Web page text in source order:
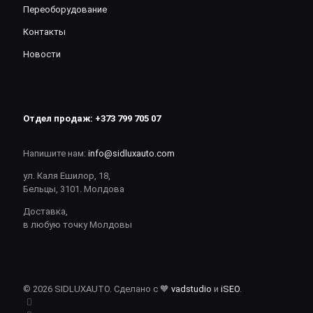
Переоборудование
Контакты
Новости
Отдел продаж: +373 799 705 07
Напишите нам: info@sidluxauto.com
ул. Каля Ешилор, 18,
Бельцы, 3101. Молдова
Доставка,
в любую точку Молдовы
© 2026 SIDLUXAUTO. Сделано с 🧡 vadstudio и iSEO